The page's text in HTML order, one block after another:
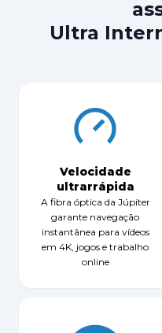
Ultra
Velocidade
ultrarrápida
A fibra óptica da Júpiter
garante navegação
instantânea para vídeos
em 4K, jogos e trabalho
online